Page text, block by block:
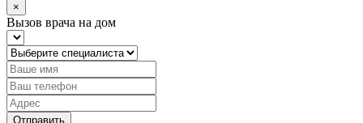
×
Вызов врача на дом
Отправить